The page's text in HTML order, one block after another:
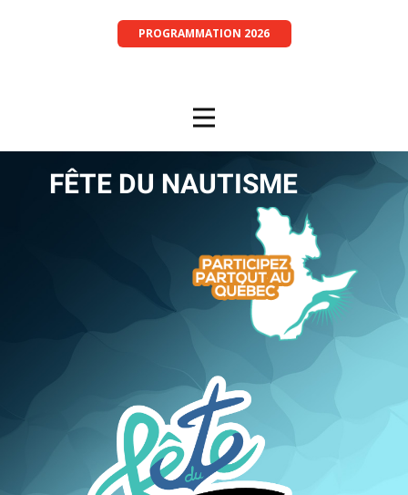
PROGRAMMATION 2026
FÊTE D​U NAUTISME